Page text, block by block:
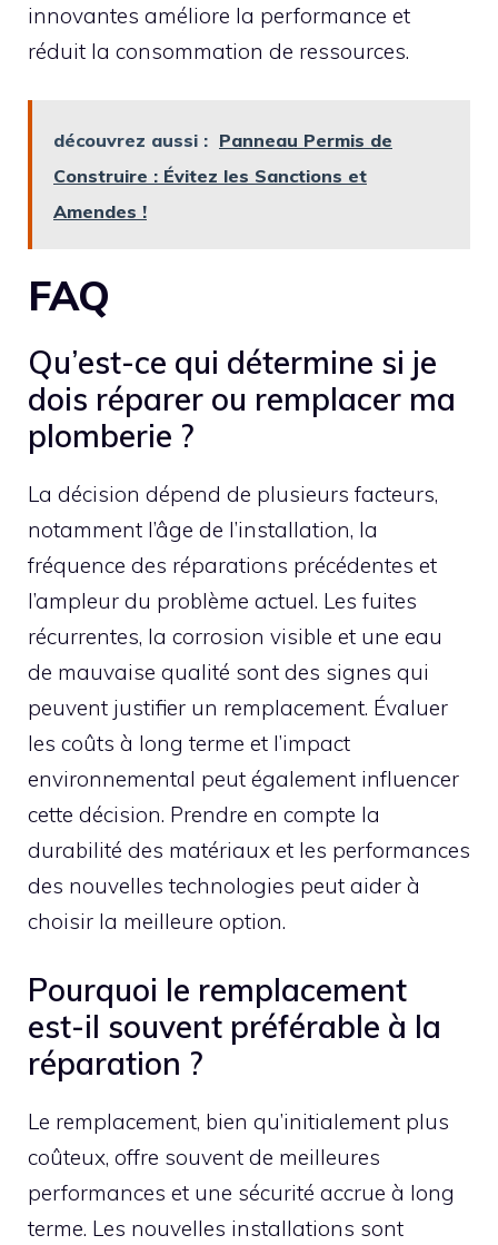
innovantes améliore la performance et
réduit la consommation de ressources.
découvrez aussi : Panneau Permis de
Construire : Évitez les Sanctions et
Amendes !
FAQ
Qu’est-ce qui détermine si je
dois réparer ou remplacer ma
plomberie ?
La décision dépend de plusieurs facteurs,
notamment l’âge de l’installation, la
fréquence des réparations précédentes et
l’ampleur du problème actuel. Les fuites
récurrentes, la corrosion visible et une eau
de mauvaise qualité sont des signes qui
peuvent justifier un remplacement. Évaluer
les coûts à long terme et l’impact
environnemental peut également influencer
cette décision. Prendre en compte la
durabilité des matériaux et les performances
des nouvelles technologies peut aider à
choisir la meilleure option.
Pourquoi le remplacement
est-il souvent préférable à la
réparation ?
Le remplacement, bien qu’initialement plus
coûteux, offre souvent de meilleures
performances et une sécurité accrue à long
terme. Les nouvelles installations sont